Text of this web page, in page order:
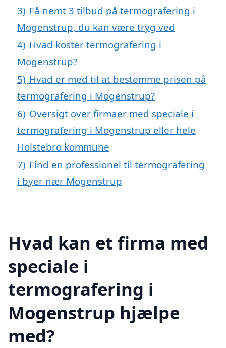
3) Få nemt 3 tilbud på termografering i
Mogenstrup, du kan være tryg ved
4) Hvad koster termografering i
Mogenstrup?
5) Hvad er med til at bestemme prisen på
termografering i Mogenstrup?
6) Oversigt over firmaer med speciale i
termografering i Mogenstrup eller hele
Holstebro kommune
7) Find en professionel til termografering
i byer nær Mogenstrup
Hvad kan et firma med
speciale i
termografering i
Mogenstrup hjælpe
med?